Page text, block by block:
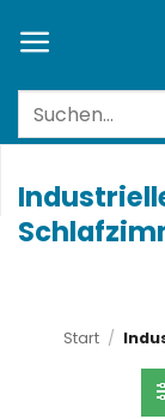
Inhalt
Suchen
Start /